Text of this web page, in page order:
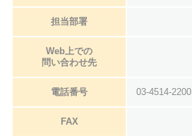
担当部署
Web上での
問い合わせ先
電話番号 03-4514-2200
FAX